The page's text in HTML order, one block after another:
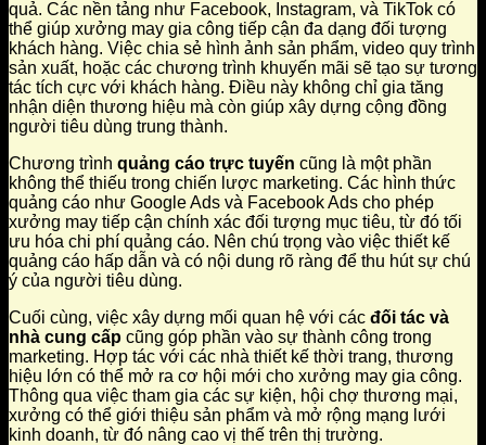
quả. Các nền tảng như Facebook, Instagram, và TikTok có
thể giúp xưởng may gia công tiếp cận đa dạng đối tượng
khách hàng. Việc chia sẻ hình ảnh sản phẩm, video quy trình
sản xuất, hoặc các chương trình khuyến mãi sẽ tạo sự tương
tác tích cực với khách hàng. Điều này không chỉ gia tăng
nhận diện thương hiệu mà còn giúp xây dựng cộng đồng
người tiêu dùng trung thành.
Chương trình quảng cáo trực tuyến cũng là một phần
không thể thiếu trong chiến lược marketing. Các hình thức
quảng cáo như Google Ads và Facebook Ads cho phép
xưởng may tiếp cận chính xác đối tượng mục tiêu, từ đó tối
ưu hóa chi phí quảng cáo. Nên chú trọng vào việc thiết kế
quảng cáo hấp dẫn và có nội dung rõ ràng để thu hút sự chú
ý của người tiêu dùng.
Cuối cùng, việc xây dựng mối quan hệ với các đối tác và
nhà cung cấp cũng góp phần vào sự thành công trong
marketing. Hợp tác với các nhà thiết kế thời trang, thương
hiệu lớn có thể mở ra cơ hội mới cho xưởng may gia công.
Thông qua việc tham gia các sự kiện, hội chợ thương mại,
xưởng có thể giới thiệu sản phẩm và mở rộng mạng lưới
kinh doanh, từ đó nâng cao vị thế trên thị trường.